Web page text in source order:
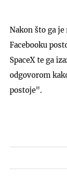
Nakon što ga
Facebooku
SpaceX te ga
odgovorom
postoje".